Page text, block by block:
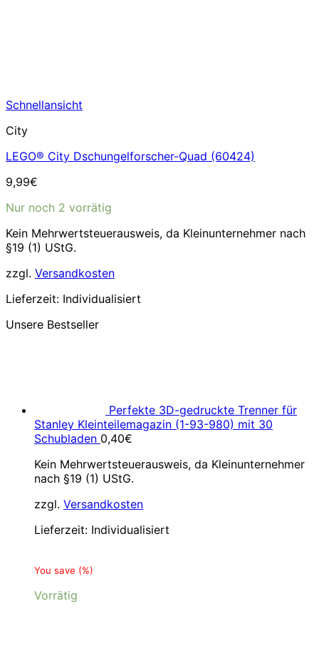
Schnellansicht
City
LEGO® City Dschungelforscher-Quad (60424)
9,99€
Nur noch 2 vorrätig
Kein Mehrwertsteuerausweis, da Kleinunternehmer nach
§19 (1) UStG.
zzgl. Versandkosten
Lieferzeit: Individualisiert
Unsere Bestseller
Perfekte 3D-gedruckte Trenner für
Stanley Kleinteilemagazin (1-93-980) mit 30
Schubladen 0,40€
Kein Mehrwertsteuerausweis, da Kleinunternehmer
nach §19 (1) UStG.
zzgl. Versandkosten
Lieferzeit: Individualisiert
You save (%)
Vorrätig